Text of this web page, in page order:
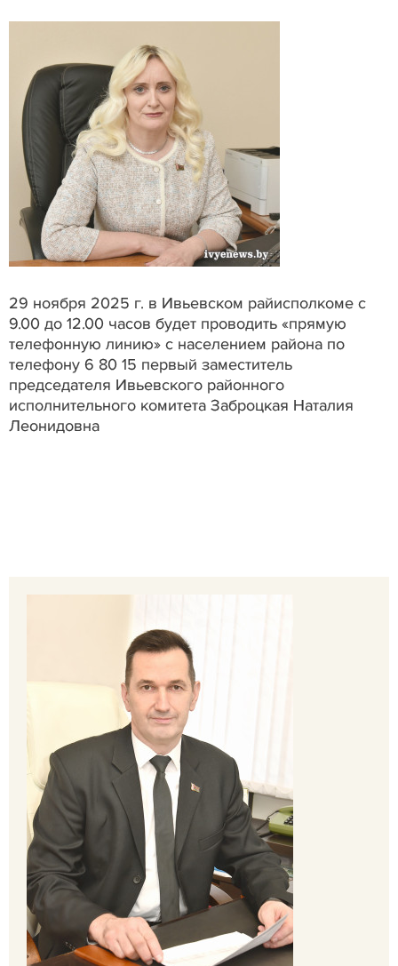
29 ноября 2025 г. в Ивьевском райисполкоме с
9.00 до 12.00 часов будет проводить «прямую
телефонную линию» с населением района по
телефону 6 80 15 первый заместитель
председателя Ивьевского районного
исполнительного комитета Заброцкая Наталия
Леонидовна